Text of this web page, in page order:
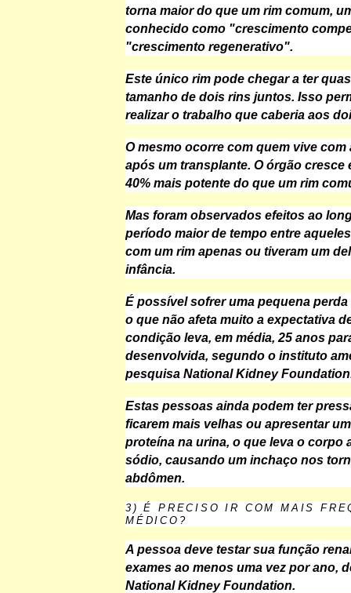
torna maior do que um rim comum,
conhecido como "crescimento
"crescimento regenerativo".
Este único rim pode chegar a ter
tamanho de dois rins juntos. Isso
realizar o trabalho que caberia aos
O mesmo ocorre com quem vive com
após um transplante. O órgão cresce
40% mais potente do que um rim
Mas foram observados efeitos ao
período maior de tempo entre
com um rim apenas ou tiveram um
infância.
É possível sofrer uma pequena
o que não afeta muito a expectativa
condição leva, em média, 25 anos
desenvolvida, segundo o instituto
pesquisa National Kidney
Estas pessoas ainda podem ter
ficarem mais velhas ou apresentar
proteína na urina, o que leva o corpo
sódio, causando um inchaço nos
abdômen.
3) É PRECISO IR COM MAIS
MÉDICO?
A pessoa deve testar sua função
exames ao menos uma vez por ano,
National Kidney Foundation.